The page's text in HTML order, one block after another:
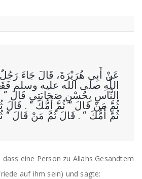
عَنْ أَبِي هُرَيْرَةَ، قَالَ جَاءَ
اللَّهِ صلى الله عليه وسلم
النَّاسِ بِحُسْنِ صَحَابَتِي قَالَ
ثُمَّ مَنْ قَالَ ‏“‏ ثُمَّ أُمُّكَ ‏“‏ ‏.‏ قَالَ
ثُمَّ أُمُّكَ ‏“‏ ‏.‏ قَالَ ثُمَّ مَنْ قَالَ ‏“‏
eine Person zu Allahs Gesandtem
auf ihm sein) und sagte: